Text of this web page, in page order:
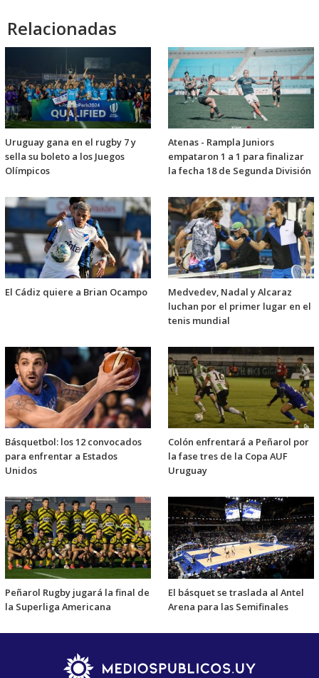
Relacionadas
Uruguay gana en el rugby 7 y
sella su boleto a los Juegos
Olímpicos
Atenas - Rampla Juniors
empataron 1 a 1 para finalizar
la fecha 18 de Segunda División
El Cádiz quiere a Brian Ocampo
Medvedev, Nadal y Alcaraz
luchan por el primer lugar en el
tenis mundial
Básquetbol: los 12 convocados
para enfrentar a Estados
Unidos
Colón enfrentará a Peñarol por
la fase tres de la Copa AUF
Uruguay
Peñarol Rugby jugará la final de
la Superliga Americana
El básquet se traslada al Antel
Arena para las Semifinales